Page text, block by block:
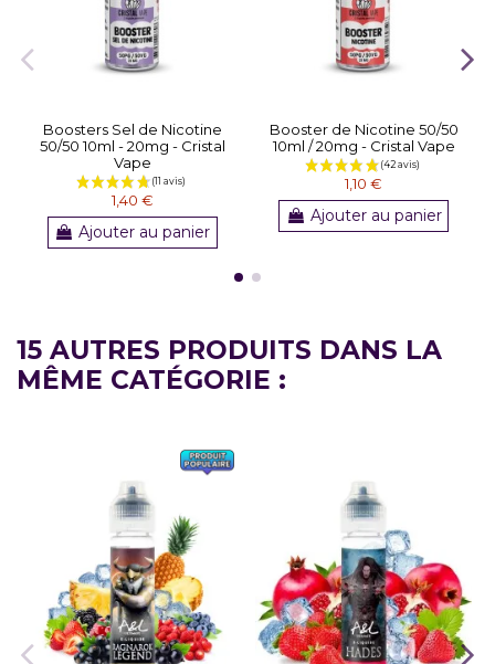
Boosters Sel de Nicotine
50/50 10ml - 20mg - Cristal
Vape
1,40 €
Ajouter au panier
Booster de Nicotine 50/50
10ml / 20mg - Cristal Vape
1,10 €
Ajouter au panier
15 AUTRES PRODUITS DANS LA
MÊME CATÉGORIE :